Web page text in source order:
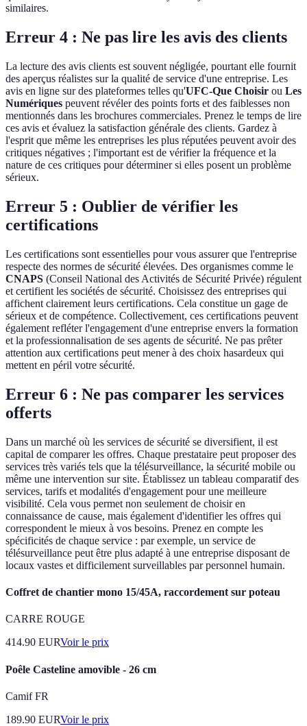
similaires.
Erreur 4 : Ne pas lire les avis des clients
La lecture des avis clients est souvent négligée, pourtant elle fournit
des aperçus réalistes sur la qualité de service d'une entreprise. Les
avis en ligne sur des plateformes telles qu'UFC-Que Choisir ou Les
Numériques peuvent révéler des points forts et des faiblesses non
mentionnés dans les brochures commerciales. Prenez le temps de lire
ces avis et évaluez la satisfaction générale des clients. Gardez à
l'esprit que même les entreprises les plus réputées peuvent avoir des
critiques négatives ; l'important est de vérifier la fréquence et la
nature de ces critiques pour déterminer si elles posent un problème
sérieux.
Erreur 5 : Oublier de vérifier les
certifications
Les certifications sont essentielles pour vous assurer que l'entreprise
respecte des normes de sécurité élevées. Des organismes comme le
CNAPS (Conseil National des Activités de Sécurité Privée) régulent
et certifient les sociétés de sécurité. Choisissez des entreprises qui
affichent clairement leurs certifications. Cela constitue un gage de
sérieux et de compétence. Collectivement, ces certifications peuvent
également refléter l'engagement d'une entreprise envers la formation
et la professionnalisation de ses agents de sécurité. Ne pas prêter
attention aux certifications peut mener à des choix hasardeux qui
mettent en péril votre sécurité.
Erreur 6 : Ne pas comparer les services
offerts
Dans un marché où les services de sécurité se diversifient, il est
capital de comparer les offres. Chaque prestataire peut proposer des
services très variés tels que la télésurveillance, la sécurité mobile ou
même une intervention sur site. Établissez un tableau comparatif des
services, tarifs et modalités d'engagement pour une meilleure
visibilité. Cela vous permet non seulement de choisir en
connaissance de cause, mais également d'identifier les offres qui
correspondent le mieux à vos besoins. Prenez en compte les
spécificités de chaque service : par exemple, un service de
télésurveillance peut être plus adapté à une entreprise disposant de
locaux vastes et difficilement surveillables par personnel humain.
Coffret de chantier mono 15/45A, raccordement sur poteau
CARRE ROUGE
414.90 EURVoir le prix
Poêle Casteline amovible - 26 cm
Camif FR
189.90 EURVoir le prix